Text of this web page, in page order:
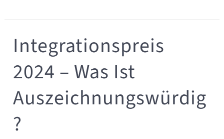
Integrationspreis
2024 – Was Ist
Auszeichnungswürdig
?
Integrationspreis
2024
–
Was
ist